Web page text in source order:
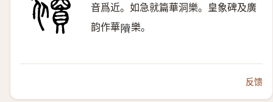
音爲近。如急就篇華洞樂。皇象碑及廣
韵作華𨽍 樂。
反馈